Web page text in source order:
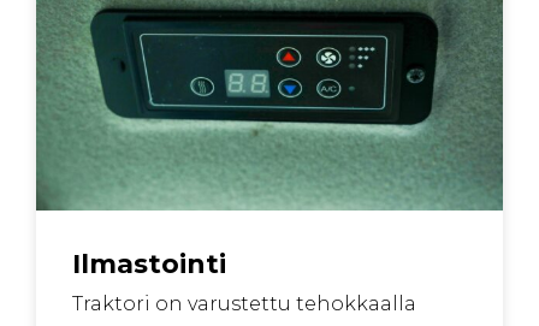
Ilmastointi
Traktori on varustettu tehokkaalla